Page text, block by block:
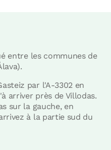
entre les communes de
par l'A-3302 en
arriver près de Villodas.
sur la gauche, en
à la partie sud du